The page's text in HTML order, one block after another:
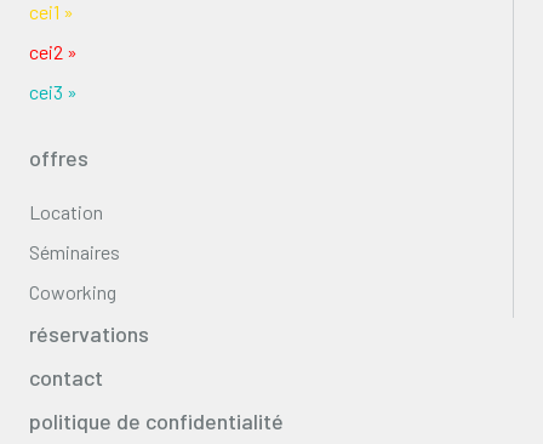
cei1 »
cei2 »
cei3 »
offres
Location
Séminaires
Coworking
réservations
contact
politique de confidentialité